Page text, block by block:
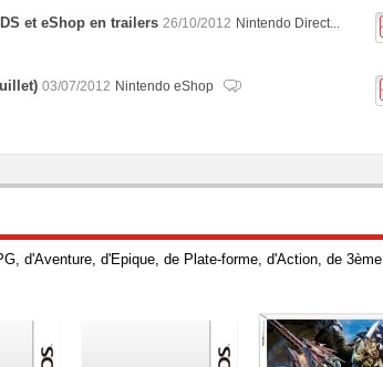
et eShop en trailers 26/10/2012 Nintendo Direct...
03/07/2012 Nintendo eShop
d'Aventure, d'Epique, de Plate-forme, d'Action, de 3ème